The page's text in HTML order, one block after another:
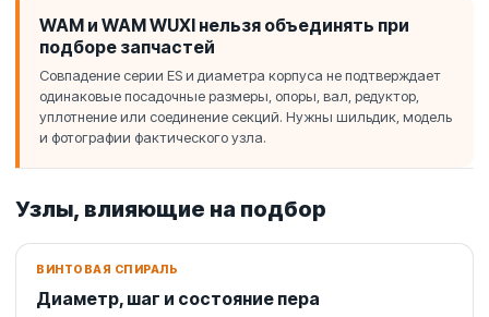
WAM и WAM WUXI нельзя объединять при
подборе запчастей
Совпадение серии ES и диаметра корпуса не подтверждает
одинаковые посадочные размеры, опоры, вал, редуктор,
уплотнение или соединение секций. Нужны шильдик, модель
и фотографии фактического узла.
Узлы, влияющие на подбор
ВИНТОВАЯ СПИРАЛЬ
Диаметр, шаг и состояние пера